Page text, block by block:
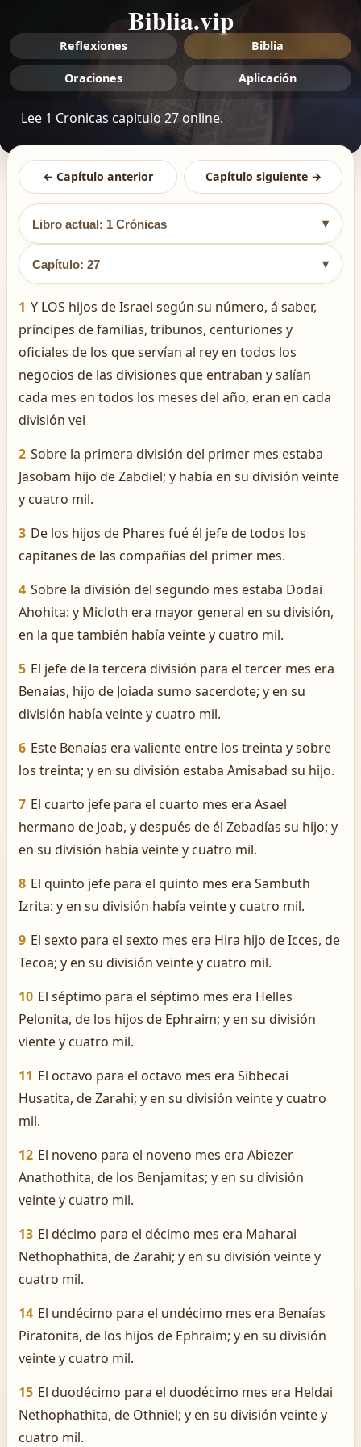
Biblia.vip
Reflexiones Biblia
Oraciones Aplicación
Lee 1 Cronicas capitulo 27 online.
← Capítulo anterior Capítulo siguiente →
Libro actual: 1 Crónicas ▾
Capítulo: 27 ▾
1 Y LOS hijos de Israel según su número, á saber,
príncipes de familias, tribunos, centuriones y
oficiales de los que servían al rey en todos los
negocios de las divisiones que entraban y salían
cada mes en todos los meses del año, eran en cada
división vei
2 Sobre la primera división del primer mes estaba
Jasobam hijo de Zabdiel; y había en su división veinte
y cuatro mil.
3 De los hijos de Phares fué él jefe de todos los
capitanes de las compañías del primer mes.
4 Sobre la división del segundo mes estaba Dodai
Ahohita: y Micloth era mayor general en su división,
en la que también había veinte y cuatro mil.
5 El jefe de la tercera división para el tercer mes era
Benaías, hijo de Joiada sumo sacerdote; y en su
división había veinte y cuatro mil.
6 Este Benaías era valiente entre los treinta y sobre
los treinta; y en su división estaba Amisabad su hijo.
7 El cuarto jefe para el cuarto mes era Asael
hermano de Joab, y después de él Zebadías su hijo; y
en su división había veinte y cuatro mil.
8 El quinto jefe para el quinto mes era Sambuth
Izrita: y en su división había veinte y cuatro mil.
9 El sexto para el sexto mes era Hira hijo de Icces, de
Tecoa; y en su división veinte y cuatro mil.
10 El séptimo para el séptimo mes era Helles
Pelonita, de los hijos de Ephraim; y en su división
viente y cuatro mil.
11 El octavo para el octavo mes era Sibbecai
Husatita, de Zarahi; y en su división veinte y cuatro
mil.
12 El noveno para el noveno mes era Abiezer
Anathothita, de los Benjamitas; y en su división
veinte y cuatro mil.
13 El décimo para el décimo mes era Maharai
Nethophathita, de Zarahi; y en su división veinte y
cuatro mil.
14 El undécimo para el undécimo mes era Benaías
Piratonita, de los hijos de Ephraim; y en su división
veinte y cuatro mil.
15 El duodécimo para el duodécimo mes era Heldai
Nethophathita, de Othniel; y en su división veinte y
cuatro mil.